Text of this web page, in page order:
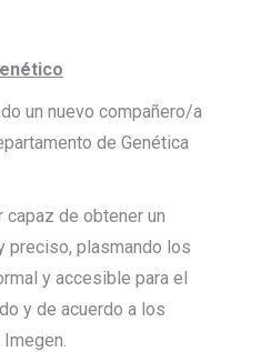
un nuevo compañero/a
de Genética
de obtener un
preciso, plasmando los
y accesible para el
y de acuerdo a los